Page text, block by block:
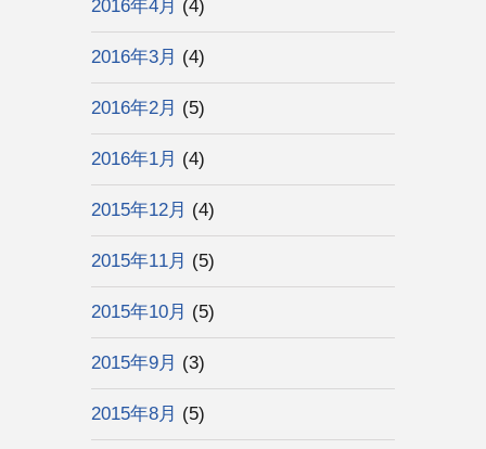
2016年4月 (4)
2016年3月 (4)
2016年2月 (5)
2016年1月 (4)
2015年12月 (4)
2015年11月 (5)
2015年10月 (5)
2015年9月 (3)
2015年8月 (5)